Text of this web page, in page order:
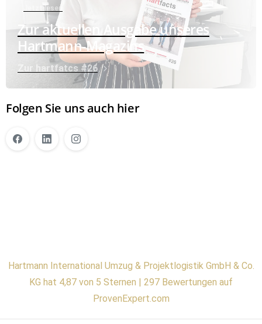
Jetzt lesen
Zur aktuellen Ausgabe unseres
Hartmann-Magazins
Zur hartfatcs #26
Folgen Sie uns auch hier
Hartmann International Umzug & Projektlogistik GmbH & Co.
KG hat 4,87 von 5 Sternen | 297 Bewertungen auf
ProvenExpert.com